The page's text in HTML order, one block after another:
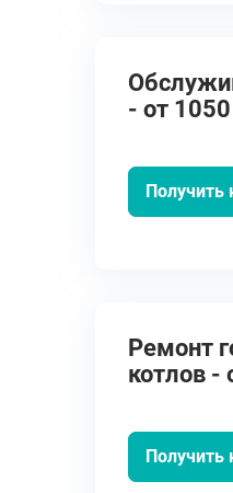
- от
Получить
Ремонт
котлов -
Получить